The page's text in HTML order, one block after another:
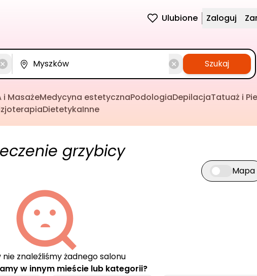
Ulubione Zaloguj
Szukaj
i MasażeMedycyna estetycznaPodologiaDepilacjaTatuaż i
DietetykaInne
grzybicy
Przełącz
Mapa
znaleźliśmy żadnego salonu
w innym mieście lub kategorii?